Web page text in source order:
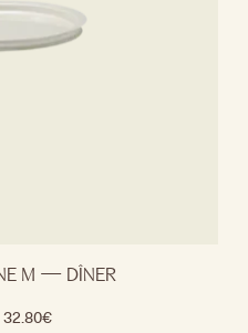
M — DÎNER
32.80€